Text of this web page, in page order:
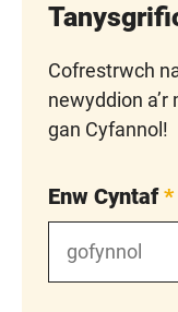
Cofrestrwch
newyddion
gan Cyfannol!
Enw Cyntaf*